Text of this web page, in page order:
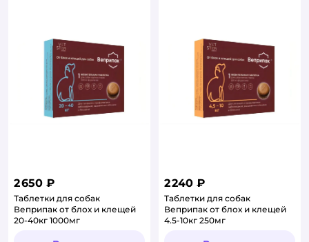
2 650 ₽
Таблетки для собак
Веприпак от блох и клещей
20-40кг 1000мг
2 240 ₽
Таблетки для собак
Веприпак от блох и клещей
4.5-10кг 250мг